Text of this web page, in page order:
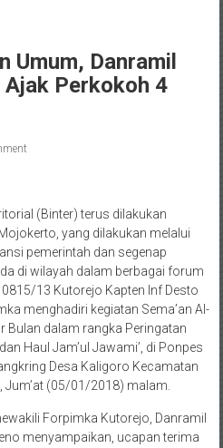
Umum, Danramil
Perkokoh 4
(Binter) terus dilakukan
yang dilakukan melalui
pemerintah dan segenap
di wilayah dalam berbagai forum
13 Kutorejo Kapten Inf Desto
menghadiri kegiatan Sema’an Al-
Bulan dalam rangka Peringatan
Haul Jam’ul Jawami’, di Ponpes
Desa Kaligoro Kecamatan
(05/01/2018) malam.
Forpimka Kutorejo, Danramil
menyampaikan, ucapan terima